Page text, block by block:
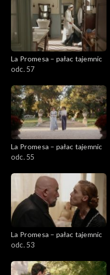
La Promesa – pałac tajemnic
odc. 57
La Promesa – pałac tajemnic
odc. 55
La Promesa – pałac tajemnic
odc. 53